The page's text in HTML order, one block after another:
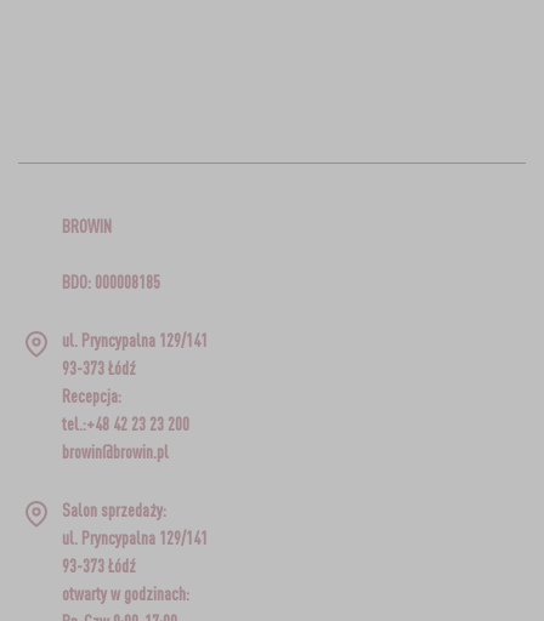
BROWIN
BDO: 000008185
ul. Pryncypalna 129/141
93-373 Łódź
Recepcja:
tel.:+48 42 23 23 200
browin@browin.pl
Salon sprzedaży:
ul. Pryncypalna 129/141
93-373 Łódź
otwarty w godzinach: